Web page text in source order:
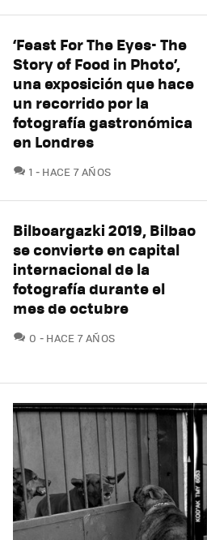
‘Feast For The Eyes- The
Story of Food in Photo’,
una exposición que hace
un recorrido por la
fotografía gastronómica
en Londres
1 COMENTARIOS
HACE 7 AÑOS
Bilboargazki 2019, Bilbao
se convierte en capital
internacional de la
fotografía durante el
mes de octubre
0 COMENTARIOS
HACE 7 AÑOS